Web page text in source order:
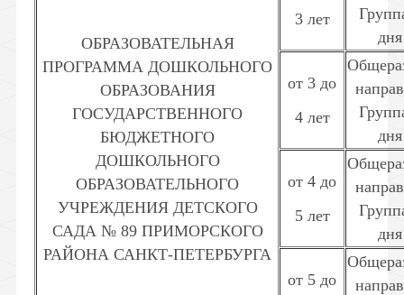
ОБРАЗОВАТЕЛЬНАЯ
ПРОГРАММА ДОШКОЛЬНОГО
ОБРАЗОВАНИЯ
ГОСУДАРСТВЕННОГО
БЮДЖЕТНОГО
ДОШКОЛЬНОГО
ОБРАЗОВАТЕЛЬНОГО
УЧРЕЖДЕНИЯ ДЕТСКОГО
САДА № 89 ПРИМОРСКОГО
РАЙОНА САНКТ-ПЕТЕРБУРГА
3 лет
от 3 до
4 лет
от 4 до
5 лет
от 5 до